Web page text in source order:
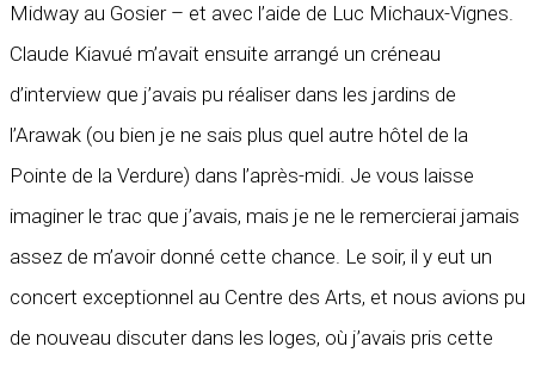
Midway au Gosier – et avec l’aide de Luc Michaux-Vignes.
Claude Kiavué m’avait ensuite arrangé un créneau
d’interview que j’avais pu réaliser dans les jardins de
l’Arawak (ou bien je ne sais plus quel autre hôtel de la
Pointe de la Verdure) dans l’après-midi. Je vous laisse
imaginer le trac que j’avais, mais je ne le remercierai jamais
assez de m’avoir donné cette chance. Le soir, il y eut un
concert exceptionnel au Centre des Arts, et nous avions pu
de nouveau discuter dans les loges, où j’avais pris cette